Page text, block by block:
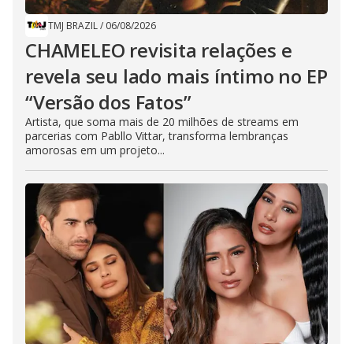
TMJ BRAZIL/ 06/08/2026
CHAMELEO revisita relações e
revela seu lado mais íntimo no EP
“Versão dos Fatos”
Artista, que soma mais de 20 milhões de streams em
parcerias com Pabllo Vittar, transforma lembranças
amorosas em um projeto...